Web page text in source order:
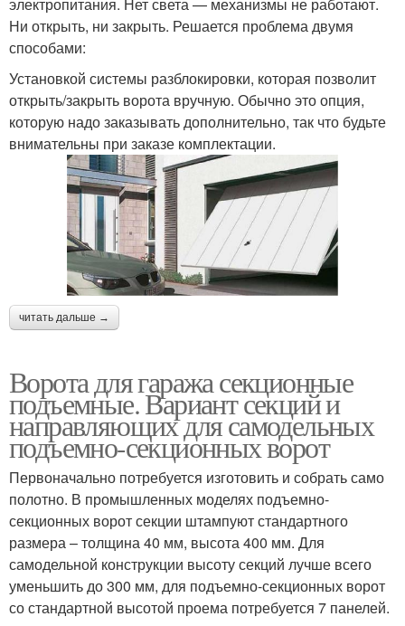
электропитания. Нет света — механизмы не работают.
Ни открыть, ни закрыть. Решается проблема двумя
способами:
Установкой системы разблокировки, которая позволит
открыть/закрыть ворота вручную. Обычно это опция,
которую надо заказывать дополнительно, так что будьте
внимательны при заказе комплектации.
читать дальше →
Ворота для гаража секционные
подъемные. Вариант секций и
направляющих для самодельных
подъемно-секционных ворот
Первоначально потребуется изготовить и собрать само
полотно. В промышленных моделях подъемно-
секционных ворот секции штампуют стандартного
размера – толщина 40 мм, высота 400 мм. Для
самодельной конструкции высоту секций лучше всего
уменьшить до 300 мм, для подъемно-секционных ворот
со стандартной высотой проема потребуется 7 панелей.